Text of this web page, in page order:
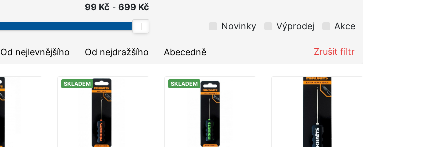
99 Kč - 699 Kč
Novinky
Výprodej Akce
Zrušit filtr
Od nejlevnějšího Od nejdražšího Abecedně
SKLADEM SKLADEM